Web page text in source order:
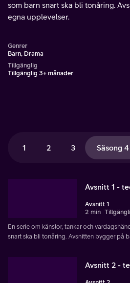
som barn snart ska bli tonåring.
egna upplevelser.
Genrer
Barn, Drama
Tillgänglig
Tillgänglig 3+ månader
1 2 3 Säsong 4
Avsnitt 1 -
Avsnitt 1
2 min
En serie om känslor, tankar och
snart ska bli tonåring. Avsnitten bygger på
Avsnitt 2 -